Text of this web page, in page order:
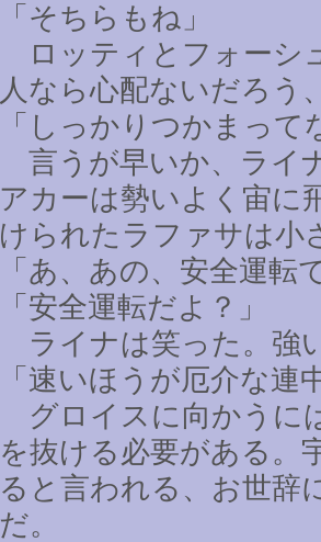
「そちらもね」
ロッティとフォーシ
人なら心配ないだろう
「しっかりつかまって
言うが早いか、ライ
アカーは勢いよく宙に
けられたラファサは小
「あ、あの、安全運転
「安全運転だよ？」
ライナは笑った。強
「速いほうが厄介な
グロイスに向かうに
を抜ける必要がある。
ると言われる、お世辞
だ。